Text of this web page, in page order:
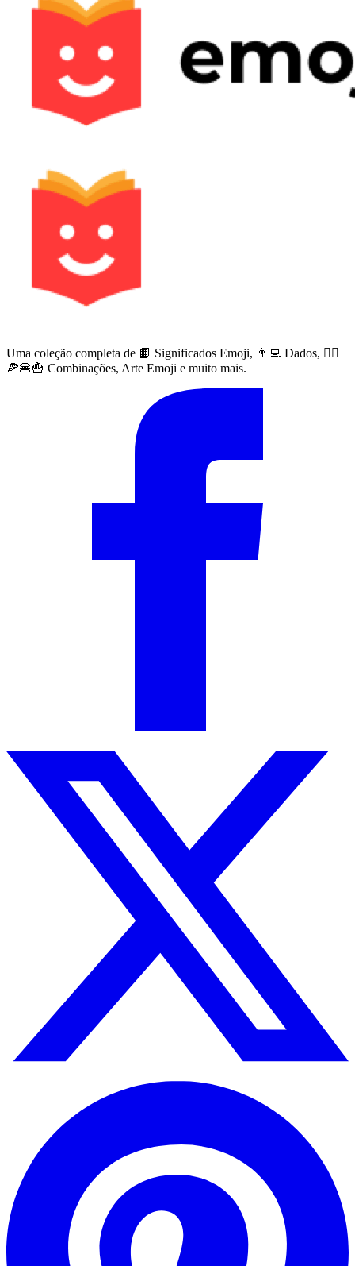
Uma coleção completa de 📙 Significados Emoji, 👨‍💻 Dados, 🙅‍♀️
🍕🍔🍟 Combinações, Arte Emoji e muito mais.